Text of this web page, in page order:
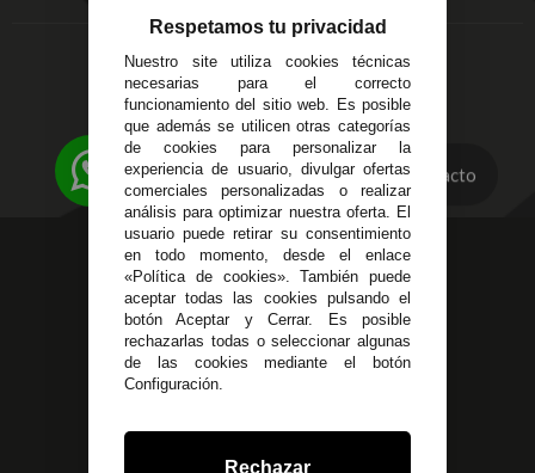
14
Alzira - Valencia
C/ Esplugues, 135
Devoluciones
Política de Privacidad
Pago Seguro
Terminos y
Condiciones Generales
Políticas de Cookies
623 23 31 98
Atendemos Whatsapp
955 44 45 43/955 44 45 44
info@steielectronica.com
Avenida Plaza de Toros,
Local 3 Écija (Sevilla)
Contacto
Respetamos tu privacidad
Nuestro site utiliza cookies técnicas
necesarias para el correcto
funcionamiento del sitio web. Es posible
que además se utilicen otras categorías
de cookies para personalizar la
experiencia de usuario, divulgar ofertas
comerciales personalizadas o realizar
análisis para optimizar nuestra oferta. El
usuario puede retirar su consentimiento
en todo momento, desde el enlace
«Política de cookies». También puede
aceptar todas las cookies pulsando el
botón Aceptar y Cerrar. Es posible
rechazarlas todas o seleccionar algunas
de las cookies mediante el botón
Configuración.
Rechazar